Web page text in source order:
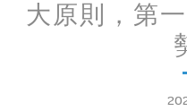
大原則，第